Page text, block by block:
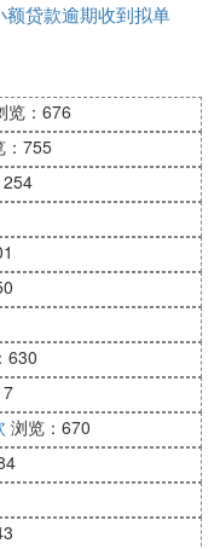
资额的有限责任公
的股份有限公司股
3、质权合同；4、
者自然人身份证明
人的由本人签名，
；5、国家工商行
指定代表或者共同
请人指定代表或者
人根据贷款合同和
；注：股权质押期
归属由质押合同约
权人均不得处理红
记机构保管，现金
期存款利率计付。
情况下个人经营性
取回
额贷款逾期收到拟单
览：676
：755
630
浏览：670